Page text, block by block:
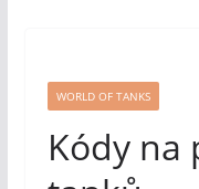
WORLD OF TANKS
Kódy na